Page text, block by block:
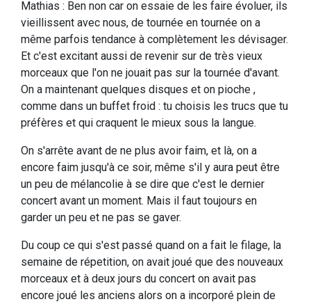
Mathias : Ben non car on essaie de les faire évoluer, ils
vieillissent avec nous, de tournée en tournée on a
même parfois tendance à complètement les dévisager.
Et c'est excitant aussi de revenir sur de très vieux
morceaux que l'on ne jouait pas sur la tournée d'avant.
On a maintenant quelques disques et on pioche ,
comme dans un buffet froid : tu choisis les trucs que tu
préfères et qui craquent le mieux sous la langue.
On s'arrête avant de ne plus avoir faim, et là, on a
encore faim jusqu'à ce soir, même s'il y aura peut être
un peu de mélancolie à se dire que c'est le dernier
concert avant un moment. Mais il faut toujours en
garder un peu et ne pas se gaver.
Du coup ce qui s'est passé quand on a fait le filage, la
semaine de répetition, on avait joué que des nouveaux
morceaux et à deux jours du concert on avait pas
encore joué les anciens alors on a incorporé plein de